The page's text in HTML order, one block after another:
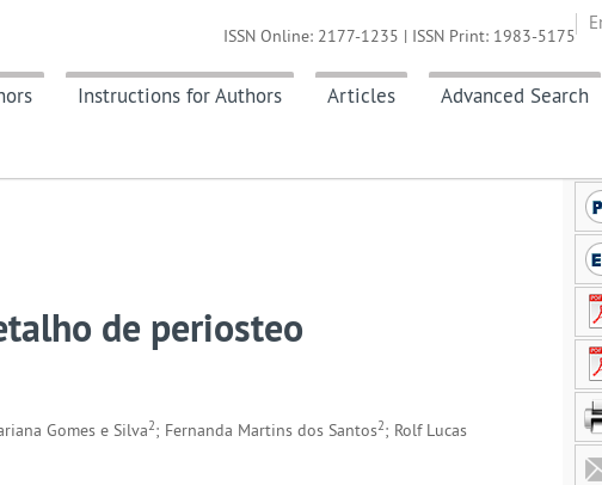
Instructions for Authors Articles Advanced Search
ISSN Online: 2177-1235 | ISSN Print: 1983-5175
de periosteo
Gomes e Silva2; Fernanda Martins dos Santos2; Rolf Lucas